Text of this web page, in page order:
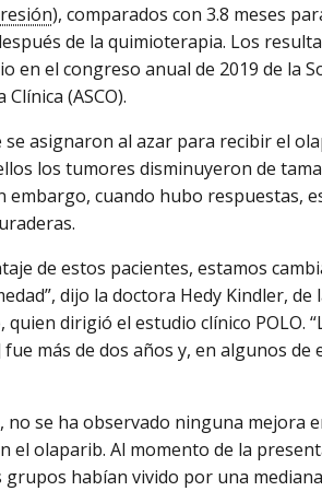
), comparados con 3.8 meses
de la quimioterapia. Los
en el congreso anual de 2019 de la
(ASCO).
se asignaron al azar para recibir el
los tumores disminuyeron de
embargo, cuando hubo respuestas,
de estos pacientes, estamos
dijo la doctora Hedy Kindler, de
quien dirigió el estudio clínico POLO.
más de dos años y, en algunos de
no se ha observado ninguna mejora
el olaparib. Al momento de la
habían vivido por una